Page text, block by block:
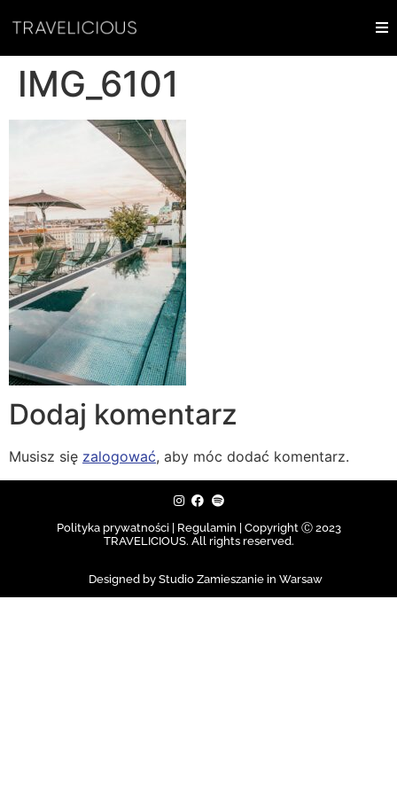
IMG_6101
Dodaj komentarz
Musisz się zalogować, aby móc dodać komentarz.
Polityka prywatności | Regulamin | Copyright Ⓒ 2023
TRAVELICIOUS. All rights reserved.
Designed by Studio Zamieszanie in Warsaw